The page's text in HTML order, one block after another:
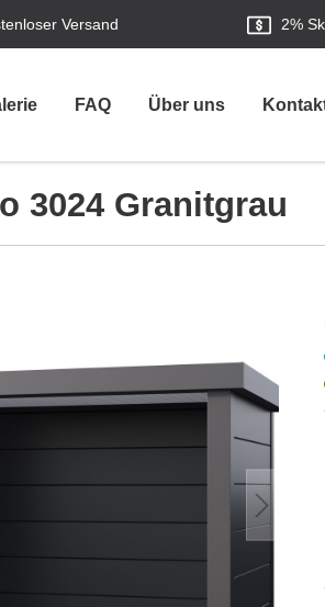
Versand 2%
FAQ Über uns
3024 Granitgrau